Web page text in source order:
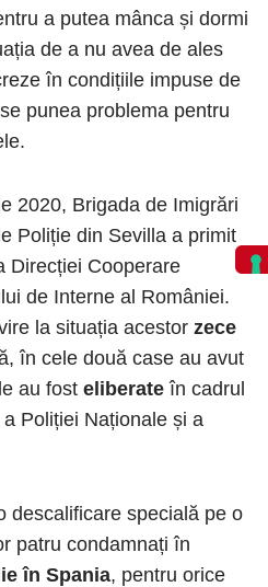
a putea mânca și dormi
de a nu avea de ales
în condițiile impuse de
punea problema pentru
2020, Brigada de Imigrări
Poliție din Sevilla a primit
Direcției Cooperare
de Interne al României.
la situația acestor zece
în cele două case au avut
au fost eliberate în cadrul
Poliției Naționale și a
descalificare specială pe o
patru condamnați în
în Spania, pentru orice